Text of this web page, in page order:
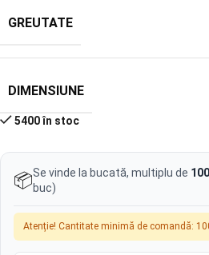
GREUTATE
DIMENSIUNE
5400 în stoc
📦Se vinde la bucată, multiplu de 100
buc)
Atenție! Cantitate minimă de comandă: